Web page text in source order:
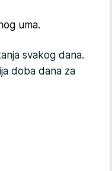
uma.
svakog dana.
doba dana za